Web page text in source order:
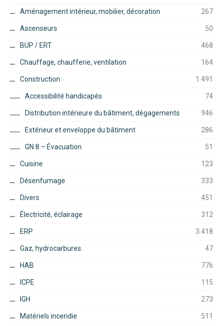
Aménagement intérieur, mobilier, décoration 267
Ascenseurs 50
BUP / ERT 468
Chauffage, chaufferie, ventilation 164
Construction 1 491
Accessibilité handicapés 74
Distribution intérieure du bâtiment, dégagements 946
Extérieur et enveloppe du bâtiment 286
GN 8 – Évacuation 51
Cuisine 123
Désenfumage 333
Divers 451
Électricité, éclairage 312
ERP 3 418
Gaz, hydrocarbures 47
HAB 776
ICPE 115
IGH 273
Matériels incendie 511